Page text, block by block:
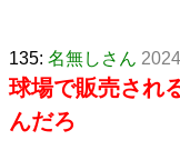
135: 名無しさん
球場で販売され
んだろ